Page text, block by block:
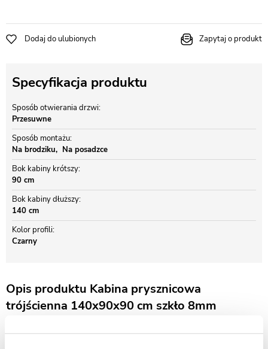
Dodaj do ulubionych Zapytaj o produkt
Specyfikacja produktu
Sposób otwierania drzwi
Przesuwne
Sposób montażu
Na brodziku
Na posadzce
Bok kabiny krótszy
90 cm
Bok kabiny dłuższy
140 cm
Kolor profili
Czarny
Opis produktu Kabina prysznicowa
trójścienna 140x90x90 cm szkło 8mm